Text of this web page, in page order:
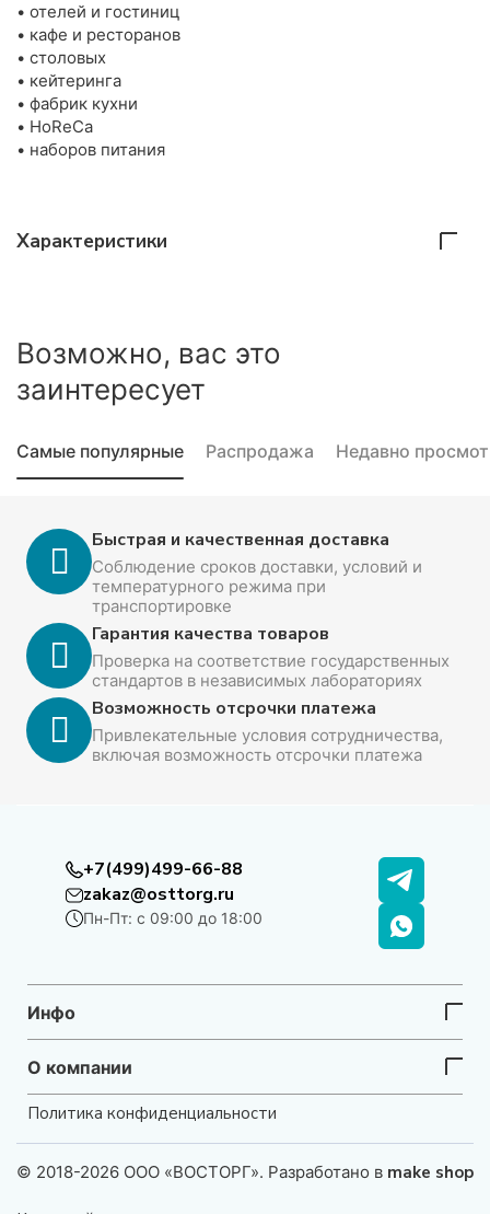
• отелей и гостиниц
• кафе и ресторанов
• столовых
• кейтеринга
• фабрик кухни
• HoReCa
• наборов питания
Характеристики
Возможно, вас это
заинтересует
Самые популярные Распродажа Недавно
Быстрая и качественная доставка
Соблюдение сроков доставки, условий и
температурного режима при
транспортировке
Гарантия качества товаров
Проверка на соответствие государственных
стандартов в независимых лабораториях
Возможность отсрочки платежа
Привлекательные условия сотрудничества,
включая возможность отсрочки платежа
+7(499)499-66-88
zakaz@osttorg.ru
Пн-Пт: с 09:00 до 18:00
Инфо
О компании
Политика конфиденциальности
© 2018-2026 ООО «ВОСТОРГ». Разработано в make shop